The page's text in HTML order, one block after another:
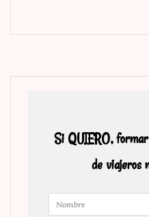
Si QUIERO,
de viajeros